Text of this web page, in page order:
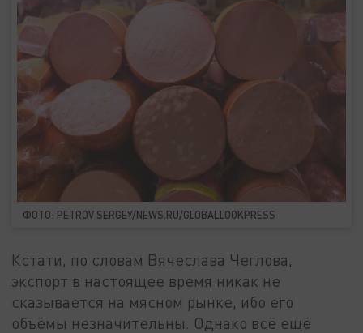
ФОТО: PETROV SERGEY/NEWS.RU/GLOBALLOOKPRESS
Кстати, по словам Вячеслава Чеглова,
экспорт в настоящее время никак не
сказывается на мясном рынке, ибо его
объёмы незначительны. Однако всё ещё